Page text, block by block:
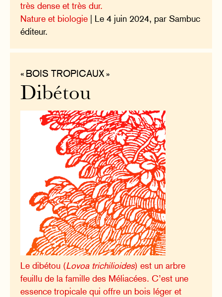
très dense et très dur.
Nature et biologie | Le 4 juin 2024, par Sambuc
éditeur.
« BOIS TROPICAUX »
Dibétou
Le dibétou (Lovoa trichilioides) est un arbre
feuillu de la famille des Méliacées. C’est une
essence tropicale qui offre un bois léger et